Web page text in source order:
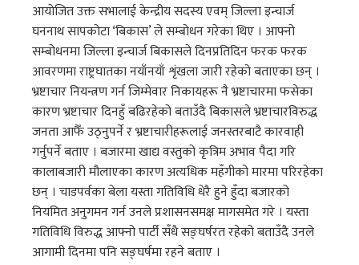
आयोजित उक्त सभालाई केन्द्रीय सदस्य एवम् जिल्ला इन्चार्ज
घननाथ सापकोटा ‘बिकास’ ले सम्बोधन गरेका थिए । आफ्नो
सम्बोधनमा जिल्ला इन्चार्ज बिकासले दिनप्रतिदिन फरक फरक
आवरणमा राष्ट्रघातका नयाँनयाँ शृंखला जारी रहेको बताएका छन् ।
भ्रष्टाचार नियन्त्रण गर्न जिम्मेवार निकायहरू नै भ्रष्टाचारमा फसेका
कारण भ्रष्टाचार दिनहुँ बढिरहेको बताउँदै बिकासले भ्रष्टाचारविरुद्ध
जनता आफैँ उठ्नुपर्ने र भ्रष्टाचारीहरूलाई जनस्तरबाटै कारवाही
गर्नुपर्ने बताए । बजारमा खाद्य वस्तुको कृत्रिम अभाव पैदा गरि
कालाबजारी मौलाएका कारण अत्यधिक महँगीको मारमा परिरहेका
छन् । चाडपर्वका बेला यस्ता गतिविधि धेरै हुने हुँदा बजारको
नियमित अनुगमन गर्न उनले प्रशासनसमक्ष मागसमेत गरे । यस्ता
गतिविधि विरुद्ध आफ्नो पार्टी सँधै सङ्घर्षरत रहेको बताउँदै उनले
आगामी दिनमा पनि सङ्घर्षमा रहने बताए ।